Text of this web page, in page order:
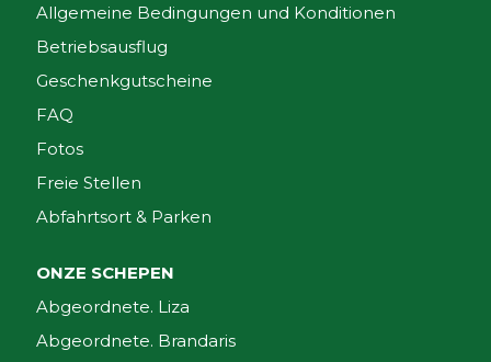
Allgemeine Bedingungen und Konditionen
Betriebsausflug
Geschenkgutscheine
FAQ
Fotos
Freie Stellen
Abfahrtsort & Parken
ONZE SCHEPEN
Abgeordnete. Liza
Abgeordnete. Brandaris